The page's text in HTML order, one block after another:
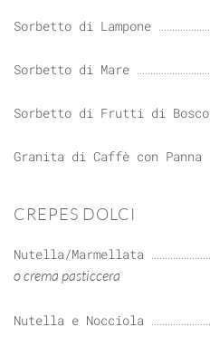
Sorbetto di Lampone
Sorbetto di Mare
Sorbetto di Frutti di Bosco
Granita di Caffè con Panna
CREPES DOLCI
Nutella/Marmellata
o crema pasticcera
Nutella e Nocciola